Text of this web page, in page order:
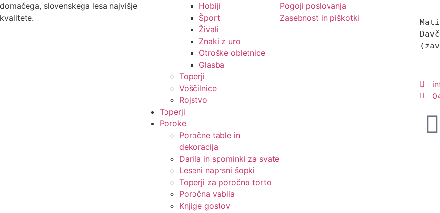
domačega, slovenskega lesa najvišje
kvalitete.
Hobiji
Šport
Živali
Znaki z uro
Otroške obletnice
Glasba
Toperji
Voščilnice
Rojstvo
Toperji
Poroke
Poročne table in
dekoracija
Darila in spominki za svate
Leseni naprsni šopki
Toperji za poročno torto
Poročna vabila
Knjige gostov
Pogoji poslovanja
Zasebnost in piškotki